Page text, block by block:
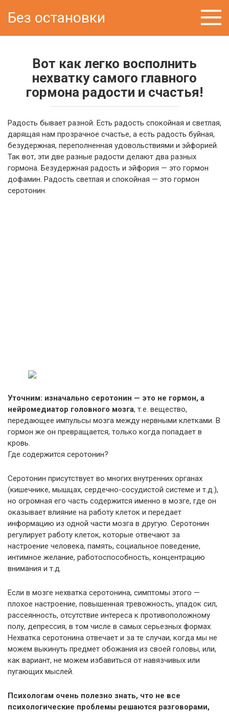
Без остановки
Вот как легко восполнить
нехватку самого главного
гормона радости и счастья!
Радость бывает разной. Есть радость спокойная и светлая,
дарящая нам прозрачное счастье, а есть радость буйная,
безудержная, переполненная удовольствиями и эйфорией.
Так вот, эти две разные радости делают два разных
гормона. Безудержная радость и эйфория — это гормон
дофамин. Радость светлая и спокойная — это гормон
серотонин.
Уточним: изначально серотонин — это не гормон, а
нейромедиатор головного мозга, т.е. вещество,
передающее импульсы мозга между нервными клетками. В
гормон же он превращается, только когда попадает в
кровь.
Где содержится серотонин?
Серотонин присутствует во многих внутренних органах
(кишечнике, мышцах, сердечно-сосудистой системе и т.д.),
но огромная его часть содержится именно в мозге, где он
оказывает влияние на работу клеток и передает
информацию из одной части мозга в другую. Серотонин
регулирует работу клеток, которые отвечают за
настроение человека, память, социальное поведение,
интимное желание, работоспособность, концентрацию
внимания и т.д.
Если в мозге нехватка серотонина, симптомы этого —
плохое настроение, повышенная тревожность, упадок сил,
рассеянность, отсутствие интереса к противоположному
полу, депрессия, в том числе в самых серьезных формах.
Нехватка серотонина отвечает и за те случаи, когда мы не
можем выкинуть предмет обожания из своей головы, или,
как вариант, не можем избавиться от навязчивых или
пугающих мыслей.
Психологам очень полезно знать, что не все
психологические проблемы решаются разговорами,